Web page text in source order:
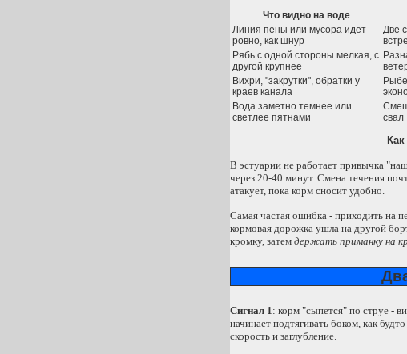
Что видно на воде
Линия пены или мусора идет
ровно, как шнур
Две
Рябь с одной стороны мелкая, с
другой крупнее
Вихри, "закрутки", обратки у
краев канала
Вода заметно темнее или
светлее пятнами
свал
В эстуарии не работает привычка
через 20-40 минут. Смена течения
атакует, пока корм сносит удобно.
Самая частая ошибка - приходить на
кормовая дорожка ушла на другой
кромку, затем держать приманку на
Сигнал 1: корм "сыпется" по струе -
начинает подтягивать боком, как
скорость и заглубление.